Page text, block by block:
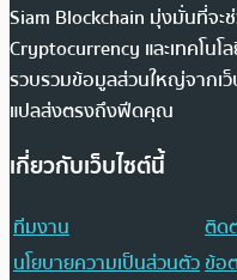
Siam Blockchain มุ่งมั่นที่จะ
Cryptocurrency และเทคโนโ
รวบรวมข้อมูลส่วนใหญ่จากเว็
แปลส่งตรงถึงฟีดคุณ
เกี่ยวกับเว็บไซต์นี้
ทีมงาน
ติด
นโยบายความเป็นส่วนตัวข้อ